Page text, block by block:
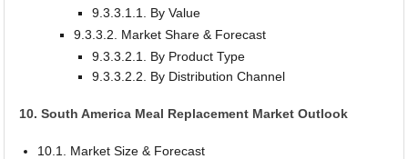
9.3.3.1.1. By Value
9.3.3.2. Market Share & Forecast
9.3.3.2.1. By Product Type
9.3.3.2.2. By Distribution Channel
10. South America Meal Replacement Market Outlook
10.1. Market Size & Forecast